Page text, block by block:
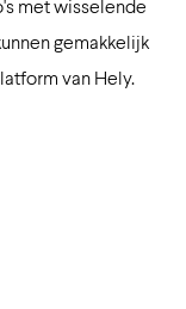
met wisselende
gemakkelijk
van Hely.